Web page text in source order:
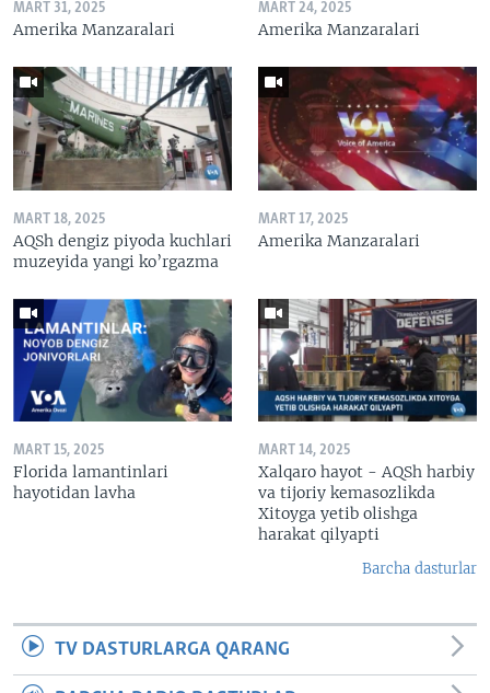
MART 31, 2025
Amerika Manzaralari
MART 24, 2025
Amerika Manzaralari
MART 18, 2025
AQSh dengiz piyoda kuchlari
muzeyida yangi ko’rgazma
MART 17, 2025
Amerika Manzaralari
MART 15, 2025
Florida lamantinlari
hayotidan lavha
MART 14, 2025
Xalqaro hayot - AQSh harbiy
va tijoriy kemasozlikda
Xitoyga yetib olishga
harakat qilyapti
Barcha dasturlar
TV DASTURLARGA QARANG